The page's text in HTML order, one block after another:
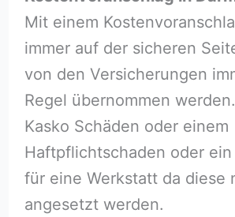
Mit einem
immer auf der sicheren
von den Versicherungen
Regel übernommen
Kasko Schäden oder einem
Haftpflichtschaden oder
für eine Werkstatt da diese
angesetzt werden.